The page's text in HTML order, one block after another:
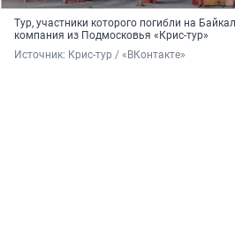
Тур, участники которого погибли на
компания из Подмосковья «Крис-тур»
Источник: Крис-тур / «ВКонтакте»